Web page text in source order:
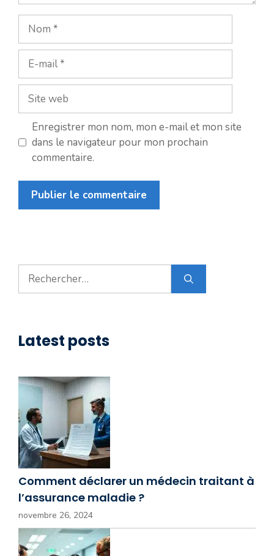
Nom
mail
Site
web
Enregistrer mon nom, mon e-mail et mon site
dans le navigateur pour mon prochain
commentaire.
Rechercher :
Latest posts
Comment déclarer un médecin traitant à
l’assurance maladie ?
novembre 26, 2024